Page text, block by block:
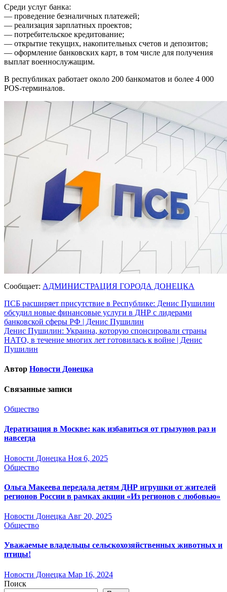
Среди услуг банка:
— проведение безналичных платежей;
— реализация зарплатных проектов;
— потребительское кредитование;
— открытие текущих, накопительных счетов и депозитов;
— оформление банковских карт, в том числе для получения
выплат военнослужащим.
В республиках работает около 200 банкоматов и более 4 000
POS-терминалов.
Сообщает: АДМИНИСТРАЦИЯ ГОРОДА ДОНЕЦКА
Навигация
по
записям
ПСБ расширяет присутствие в Республике: Денис Пушилин
обсудил новые финансовые услуги в ДНР с лидерами
банковской сферы РФ | Денис Пушилин
Денис Пушилин: Украина, которую спонсировали страны
НАТО, в течение многих лет готовилась к войне | Денис
Пушилин
Автор Новости Донецка
Связанные записи
Общество
Дератизация в Москве: как избавиться от грызунов раз и
навсегда
Новости Донецка Ноя 6, 2025
Общество
Ольга Макеева передала детям ДНР игрушки от жителей
регионов России в рамках акции «Из регионов с любовью»
Новости Донецка Авг 20, 2025
Общество
Уважаемые владельцы сельскохозяйственных животных и
птицы!
Новости Донецка Мар 16, 2024
Поиск